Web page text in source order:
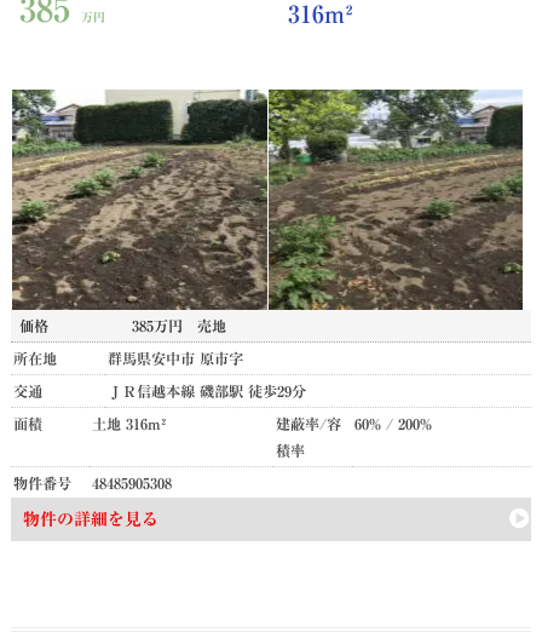
385 万円 316m²
物件の詳細を見る
価格 385万円 売地
所在地 群馬県安中市 原市字
交通 ＪＲ信越本線 磯部駅 徒歩29分
面積 土地 316m²
建蔽率/容
積率
60% / 200%
物件番号 48485905308